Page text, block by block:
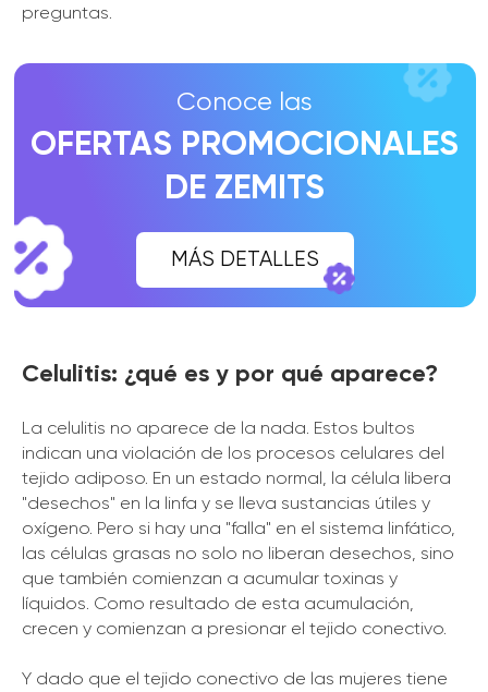
preguntas.
Celulitis: ¿qué es y por qué aparece?
La celulitis no aparece de la nada. Estos bultos
indican una violación de los procesos celulares del
tejido adiposo. En un estado normal, la célula libera
"desechos" en la linfa y se lleva sustancias útiles y
oxígeno. Pero si hay una "falla" en el sistema linfático,
las células grasas no solo no liberan desechos, sino
que también comienzan a acumular toxinas y
líquidos. Como resultado de esta acumulación,
crecen y comienzan a presionar el tejido conectivo.
Y dado que el tejido conectivo de las mujeres tiene